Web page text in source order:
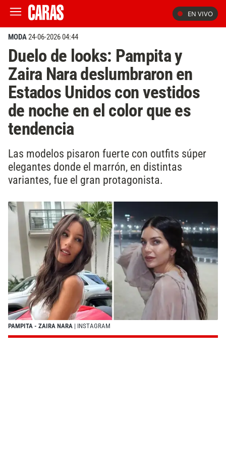
EN VIVO
MODA24-06-2026 04:44
Duelo de looks: Pampita y
Zaira Nara deslumbraron en
Estados Unidos con vestidos
de noche en el color que es
tendencia
Las modelos pisaron fuerte con outfits súper
elegantes donde el marrón, en distintas
variantes, fue el gran protagonista.
PAMPITA - ZAIRA NARA | INSTAGRAM